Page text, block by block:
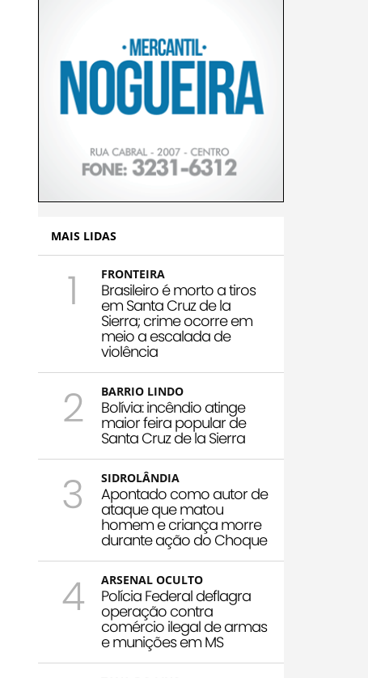
MAIS LIDAS
1 FRONTEIRA
Brasileiro é morto a tiros
em Santa Cruz de la
Sierra; crime ocorre em
meio a escalada de
violência
2 BARRIO LINDO
Bolívia: incêndio atinge
maior feira popular de
Santa Cruz de la Sierra
3 SIDROLÂNDIA
Apontado como autor de
ataque que matou
homem e criança morre
durante ação do Choque
4 ARSENAL OCULTO
Polícia Federal deflagra
operação contra
comércio ilegal de armas
e munições em MS